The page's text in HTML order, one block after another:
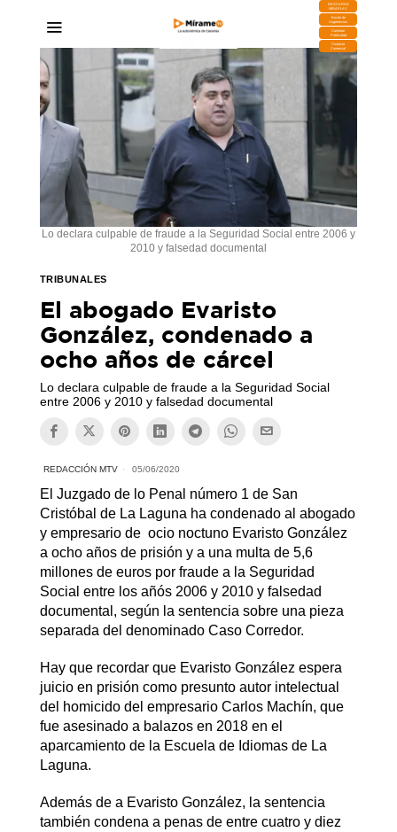
DESCARGA
MIRAPLAY
Buzón de
Sugerencias
Contratar
Publicidad
Contacto
Comercial
Lo declara culpable de fraude a la Seguridad Social entre 2006 y
2010 y falsedad documental
TRIBUNALES
El abogado Evaristo
González, condenado a
ocho años de cárcel
Lo declara culpable de fraude a la Seguridad Social
entre 2006 y 2010 y falsedad documental
REDACCIÓN MTV 05/06/2020
El Juzgado de lo Penal número 1 de San
Cristóbal de La Laguna ha condenado al abogado
y empresario de ocio noctuno Evaristo González
a ocho años de prisión y a una multa de 5,6
millones de euros por fraude a la Seguridad
Social entre los añós 2006 y 2010 y falsedad
documental, según la sentencia sobre una pieza
separada del denominado Caso Corredor.
Hay que recordar que Evaristo González espera
juicio en prisión como presunto autor intelectual
del homicido del empresario Carlos Machín, que
fue asesinado a balazos en 2018 en el
aparcamiento de la Escuela de Idiomas de La
Laguna.
Además de a Evaristo González, la sentencia
también condena a penas de entre cuatro y diez